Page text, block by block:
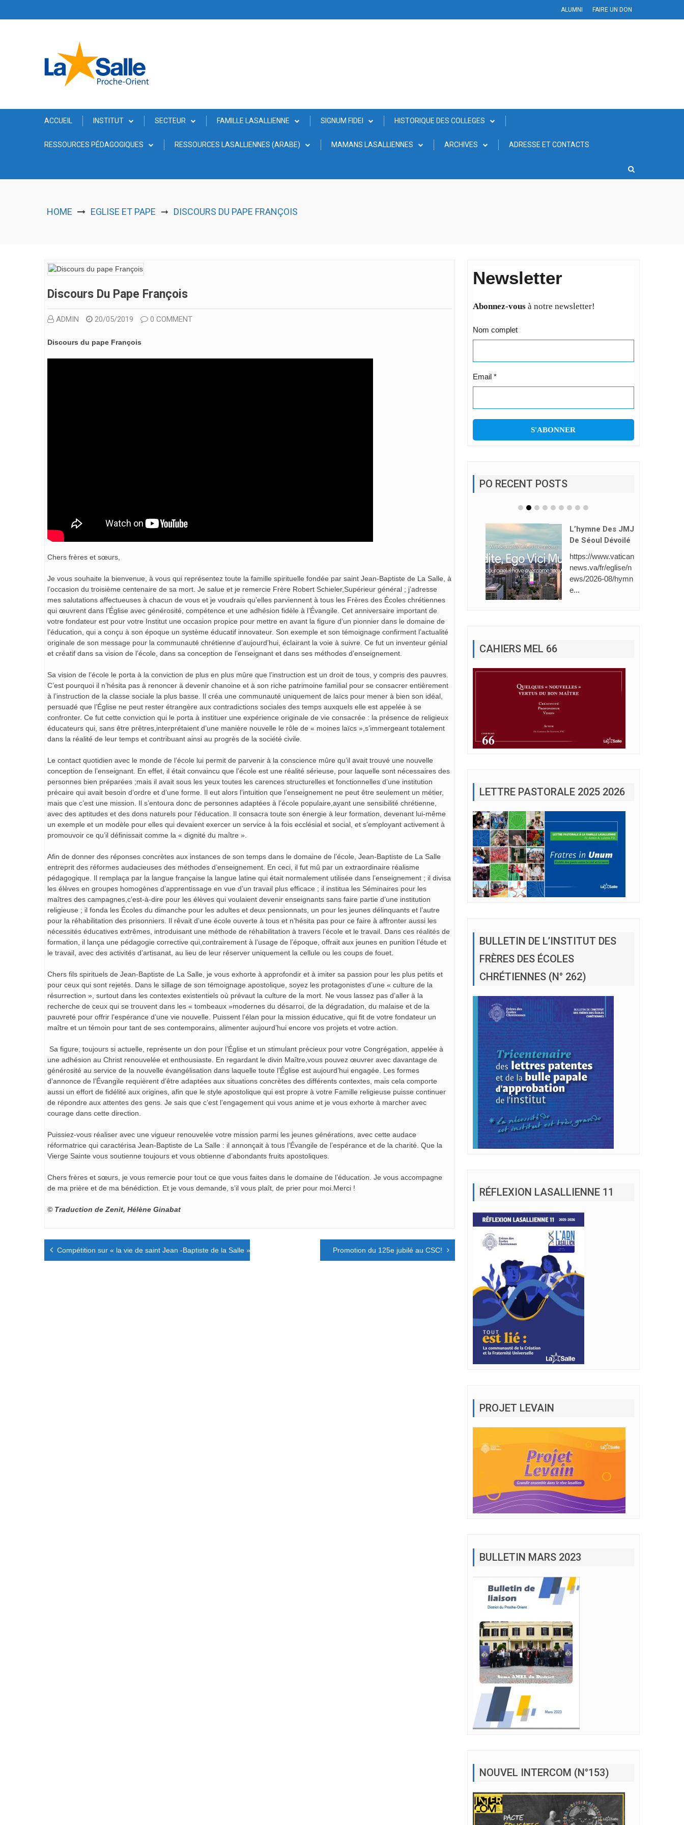
ALUMNI FAIRE UN DON
ACCUEIL INSTITUT SECTEUR FAMILLE LASALLIENNE SIGNUM FIDEI HISTORIQUE DES COLLEGES
RESSOURCES PÉDAGOGIQUES RESSOURCES LASALLIENNES (ARABE) MAMANS LASALLIENNES ARCHIVES ADRESSE ET CONTACTS
HOME EGLISE ET PAPE ➞ DISCOURS DU PAPE FRANÇOIS
Discours Du Pape François
ADMIN 20/05/2019 0 COMMENT
Discours du pape François
Chers frères et sœurs,
Je vous souhaite la bienvenue, à vous qui représentez toute la famille spirituelle fondée par saint Jean-Baptiste de La Salle, à
l’occasion du troisième centenaire de sa mort. Je salue et je remercie Frère Robert Schieler,Supérieur général ; j’adresse
mes salutations affectueuses à chacun de vous et je voudrais qu’elles parviennent à tous les Frères des Écoles chrétiennes
qui œuvrent dans l’Église avec générosité, compétence et une adhésion fidèle à l’Évangile. Cet anniversaire important de
votre fondateur est pour votre Institut une occasion propice pour mettre en avant la figure d’un pionnier dans le domaine de
l’éducation, qui a conçu à son époque un système éducatif innovateur. Son exemple et son témoignage confirment l’actualité
originale de son message pour la communauté chrétienne d’aujourd’hui, éclairant la voie à suivre. Ce fut un inventeur génial
et créatif dans sa vision de l’école, dans sa conception de l’enseignant et dans ses méthodes d’enseignement.
Sa vision de l’école le porta à la conviction de plus en plus mûre que l’instruction est un droit de tous, y compris des pauvres.
C’est pourquoi il n’hésita pas à renoncer à devenir chanoine et à son riche patrimoine familial pour se consacrer entièrement
à l’instruction de la classe sociale la plus basse. Il créa une communauté uniquement de laïcs pour mener à bien son idéal,
persuadé que l’Église ne peut rester étrangère aux contradictions sociales des temps auxquels elle est appelée à se
confronter. Ce fut cette conviction qui le porta à instituer une expérience originale de vie consacrée : la présence de religieux
éducateurs qui, sans être prêtres,interprétaient d’une manière nouvelle le rôle de « moines laïcs »,s’immergeant totalement
dans la réalité de leur temps et contribuant ainsi au progrès de la société civile.
Le contact quotidien avec le monde de l’école lui permit de parvenir à la conscience mûre qu’il avait trouvé une nouvelle
conception de l’enseignant. En effet, il était convaincu que l’école est une réalité sérieuse, pour laquelle sont nécessaires des
personnes bien préparées ;mais il avait sous les yeux toutes les carences structurelles et fonctionnelles d’une institution
précaire qui avait besoin d’ordre et d’une forme. Il eut alors l’intuition que l’enseignement ne peut être seulement un métier,
mais que c’est une mission. Il s’entoura donc de personnes adaptées à l’école populaire,ayant une sensibilité chrétienne,
avec des aptitudes et des dons naturels pour l’éducation. Il consacra toute son énergie à leur formation, devenant lui-même
un exemple et un modèle pour elles qui devaient exercer un service à la fois ecclésial et social, et s’employant activement à
promouvoir ce qu’il définissait comme la « dignité du maître ».
Afin de donner des réponses concrètes aux instances de son temps dans le domaine de l’école, Jean-Baptiste de La Salle
entreprit des réformes audacieuses des méthodes d’enseignement. En ceci, il fut mû par un extraordinaire réalisme
pédagogique. Il remplaça par la langue française la langue latine qui était normalement utilisée dans l’enseignement ; il divisa
les élèves en groupes homogènes d’apprentissage en vue d’un travail plus efficace ; il institua les Séminaires pour les
maîtres des campagnes,c’est-à-dire pour les élèves qui voulaient devenir enseignants sans faire partie d’une institution
religieuse ; il fonda les Écoles du dimanche pour les adultes et deux pensionnats, un pour les jeunes délinquants et l’autre
pour la réhabilitation des prisonniers. Il rêvait d’une école ouverte à tous et n’hésita pas pour ce faire à affronter aussi les
nécessités éducatives extrêmes, introduisant une méthode de réhabilitation à travers l’école et le travail. Dans ces réalités de
formation, il lança une pédagogie corrective qui,contrairement à l’usage de l’époque, offrait aux jeunes en punition l’étude et
le travail, avec des activités d’artisanat, au lieu de leur réserver uniquement la cellule ou les coups de fouet.
Chers fils spirituels de Jean-Baptiste de La Salle, je vous exhorte à approfondir et à imiter sa passion pour les plus petits et
pour ceux qui sont rejetés. Dans le sillage de son témoignage apostolique, soyez les protagonistes d’une « culture de la
résurrection », surtout dans les contextes existentiels où prévaut la culture de la mort. Ne vous lassez pas d’aller à la
recherche de ceux qui se trouvent dans les « tombeaux »modernes du désarroi, de la dégradation, du malaise et de la
pauvreté pour offrir l’espérance d’une vie nouvelle. Puissent l’élan pour la mission éducative, qui fit de votre fondateur un
maître et un témoin pour tant de ses contemporains, alimenter aujourd’hui encore vos projets et votre action.
Sa figure, toujours si actuelle, représente un don pour l’Église et un stimulant précieux pour votre Congrégation, appelée à
une adhésion au Christ renouvelée et enthousiaste. En regardant le divin Maître,vous pouvez œuvrer avec davantage de
générosité au service de la nouvelle évangélisation dans laquelle toute l’Église est aujourd’hui engagée. Les formes
d’annonce de l’Évangile requièrent d’être adaptées aux situations concrètes des différents contextes, mais cela comporte
aussi un effort de fidélité aux origines, afin que le style apostolique qui est propre à votre Famille religieuse puisse continuer
de répondre aux attentes des gens. Je sais que c’est l’engagement qui vous anime et je vous exhorte à marcher avec
courage dans cette direction.
Puissiez-vous réaliser avec une vigueur renouvelée votre mission parmi les jeunes générations, avec cette audace
réformatrice qui caractérisa Jean-Baptiste de La Salle : il annonçait à tous l’Évangile de l’espérance et de la charité. Que la
Vierge Sainte vous soutienne toujours et vous obtienne d’abondants fruits apostoliques.
Chers frères et sœurs, je vous remercie pour tout ce que vous faites dans le domaine de l’éducation. Je vous accompagne
de ma prière et de ma bénédiction. Et je vous demande, s’il vous plaît, de prier pour moi.Merci !
© Traduction de Zenit, Hélène Ginabat
Navigation
de
Compétition sur « la vie de saint Jean -Baptiste de la Salle » à Bethléem Promotion du 125e jubilé au CSC!
Newsletter
Abonnez-vousà notre newsletter!
Nom complet
Email *
PO RECENT POSTS
L’hymne Des JMJ
De Séoul Dévoilé
https://www.vatican
news.va/fr/eglise/n
ews/2026-08/hymn
e...
CAHIERS MEL 66
LETTRE PASTORALE 2025 2026
BULLETIN DE L’INSTITUT DES
FRÈRES DES ÉCOLES
CHRÉTIENNES (N° 262)
RÉFLEXION LASALLIENNE 11
PROJET LEVAIN
BULLETIN MARS 2023
NOUVEL INTERCOM (N°153)